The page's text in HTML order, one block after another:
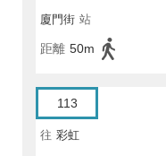
廈門街 站
距離 50m
113
往 彩虹